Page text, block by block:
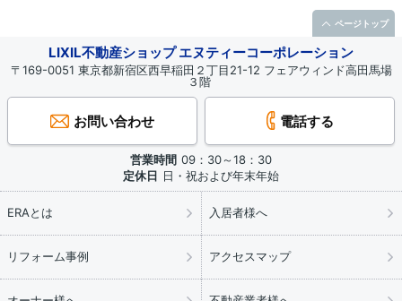
LIXIL不動産ショップ エヌティーコーポレーション
〒169-0051 東京都新宿区西早稲田２丁目21-12 フェアウィンド高田馬場
３階
お問い合わせ 電話する
営業時間 09：30～18：30
定休日 日・祝および年末年始
ERAとは 入居者様へ
リフォーム事例 アクセスマップ
ページトップ